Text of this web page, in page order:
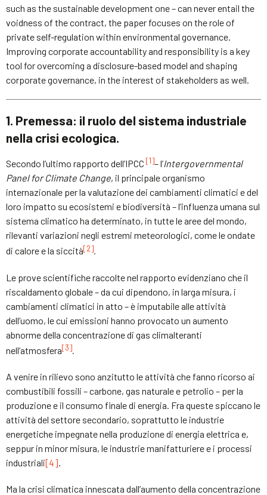
such as the sustainable development one – can never entail the
voidness of the contract, the paper focuses on the role of
private self-regulation within environmental governance.
Improving corporate accountability and responsibility is a key
tool for overcoming a disclosure-based model and shaping
corporate governance, in the interest of stakeholders as well.
1. Premessa: il ruolo del sistema industriale
nella crisi ecologica.
Secondo l’ultimo rapporto dell’IPCC [1]– l’Intergovernmental
Panel for Climate Change, il principale organismo
internazionale per la valutazione dei cambiamenti climatici e del
loro impatto su ecosistemi e biodiversità – l’influenza umana sul
sistema climatico ha determinato, in tutte le aree del mondo,
rilevanti variazioni negli estremi meteorologici, come le ondate
di calore e la siccità[2].
Le prove scientifiche raccolte nel rapporto evidenziano che il
riscaldamento globale – da cui dipendono, in larga misura, i
cambiamenti climatici in atto – è imputabile alle attività
dell’uomo, le cui emissioni hanno provocato un aumento
abnorme della concentrazione di gas climalteranti
nell’atmosfera[3].
A venire in rilievo sono anzitutto le attività che fanno ricorso ai
combustibili fossili – carbone, gas naturale e petrolio – per la
produzione e il consumo finale di energia. Fra queste spiccano le
attività del settore secondario, soprattutto le industrie
energetiche impegnate nella produzione di energia elettrica e,
seppur in minor misura, le industrie manifatturiere e i processi
industriali[4].
Ma la crisi climatica innescata dall’aumento della concentrazione